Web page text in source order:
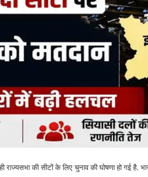
राज्यसभा की सीटों के लिए चुनाव की घोषणा हो गई